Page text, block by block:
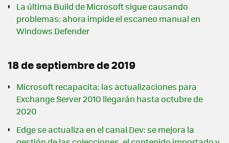
La última Build de Microsoft sigue causando
problemas: ahora impide el escaneo manual en
Windows Defender
18 de septiembre de 2019
Microsoft recapacita: las actualizaciones para
Exchange Server 2010 llegarán hasta octubre de
2020
Edge se actualiza en el canal Dev: se mejora la